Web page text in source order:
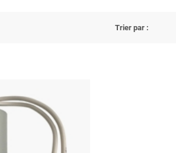
Trier par :